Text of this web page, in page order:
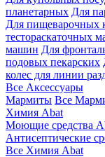
планетарных Для
Для пищеварочных
тестораскаточных
машин Для
подовых пекарских
колес для линии
Все Аксессуары
Мармиты Все
Химия Abat
Моющие средства
Антисептические
Все Химия Abat